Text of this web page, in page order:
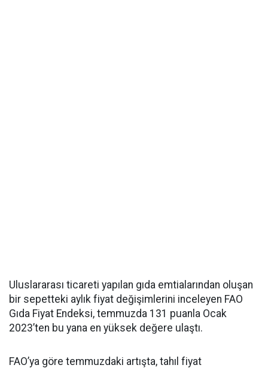
Uluslararası ticareti yapılan gıda emtialarından oluşan
bir sepetteki aylık fiyat değişimlerini inceleyen FAO
Gıda Fiyat Endeksi, temmuzda 131 puanla Ocak
2023’ten bu yana en yüksek değere ulaştı.
FAO’ya göre temmuzdaki artışta, tahıl fiyat